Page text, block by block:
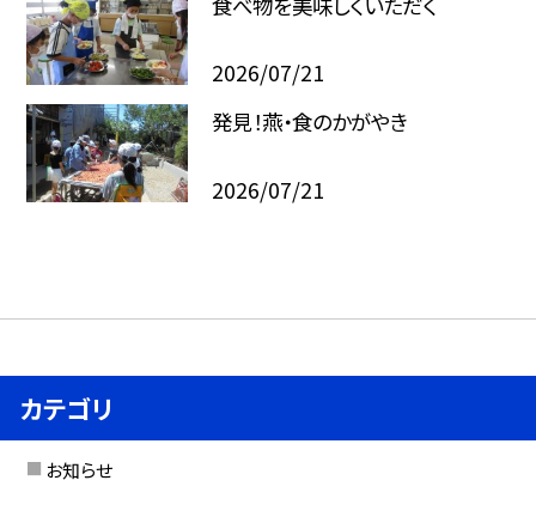
2026/07/21
発見！燕・食のかがやき
2026/07/21
カテゴリ
お知らせ